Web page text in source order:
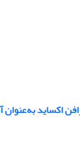
اکساید